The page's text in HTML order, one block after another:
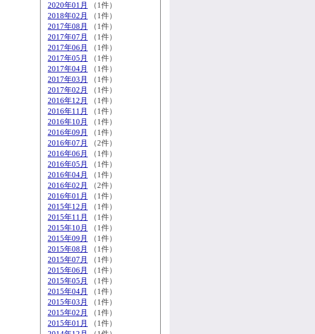
2020年01月
（1件）
2018年02月
（1件）
2017年08月
（1件）
2017年07月
（1件）
2017年06月
（1件）
2017年05月
（1件）
2017年04月
（1件）
2017年03月
（1件）
2017年02月
（1件）
2016年12月
（1件）
2016年11月
（1件）
2016年10月
（1件）
2016年09月
（1件）
2016年07月
（2件）
2016年06月
（1件）
2016年05月
（1件）
2016年04月
（1件）
2016年02月
（2件）
2016年01月
（1件）
2015年12月
（1件）
2015年11月
（1件）
2015年10月
（1件）
2015年09月
（1件）
2015年08月
（1件）
2015年07月
（1件）
2015年06月
（1件）
2015年05月
（1件）
2015年04月
（1件）
2015年03月
（1件）
2015年02月
（1件）
2015年01月
（1件）